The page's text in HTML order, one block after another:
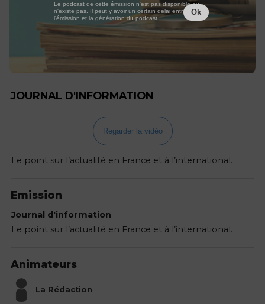
JOURNAL D'INFORMATION
Regarder la vidéo
Le point sur l’actualité en France et à l’international.
Emission
Journal d'information
Le point sur l’actualité en France et à l’international.
Animateurs
La Rédaction
Le podcast de cette émission n'est pas disponible ou
n'existe pas. Il peut y avoir un certain délai entre la fin de
l'émission et la génération du podcast.
Ok